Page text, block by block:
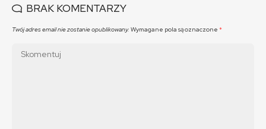
BRAK KOMENTARZY
Twój adres email nie zostanie opublikowany. Wymagane pola są oznaczone *